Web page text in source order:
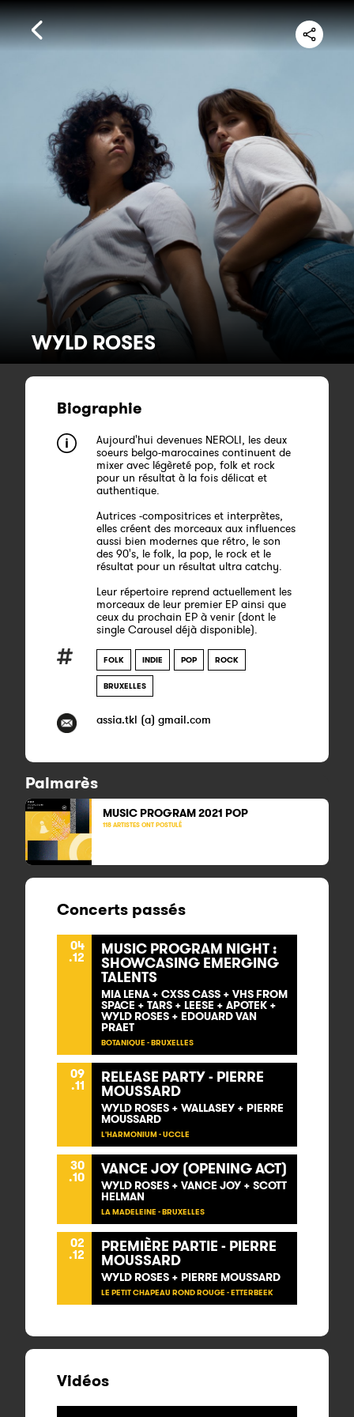
WYLD ROSES
Biographie
Aujourd'hui devenues NEROLI, les deux
soeurs belgo-marocaines continuent de
mixer avec légèreté pop, folk et rock
pour un résultat à la fois délicat et
authentique.
Autrices -compositrices et interprètes,
elles créent des morceaux aux influences
aussi bien modernes que rétro, le son
des 90's, le folk, la pop, le rock et le
résultat pour un résultat ultra catchy.
Leur répertoire reprend actuellement les
morceaux de leur premier EP ainsi que
ceux du prochain EP à venir (dont le
single Carousel déjà disponible).
FOLK INDIE POP ROCK
BRUXELLES
assia.tkl (a) gmail.com
Palmarès
MUSIC PROGRAM 2021 POP
118 ARTISTES ONT POSTULÉ
Concerts passés
04
.12 MUSIC PROGRAM NIGHT :
SHOWCASING EMERGING
TALENTS
MIA LENA + CXSS CASS + VHS FROM
SPACE + TARS + LEESE + APOTEK +
WYLD ROSES + EDOUARD VAN
PRAET
BOTANIQUE - BRUXELLES
09
.11 RELEASE PARTY - PIERRE
MOUSSARD
WYLD ROSES + WALLASEY + PIERRE
MOUSSARD
L'HARMONIUM - UCCLE
30
.10 VANCE JOY (OPENING ACT)
WYLD ROSES + VANCE JOY + SCOTT
HELMAN
LA MADELEINE - BRUXELLES
02
.12 PREMIÈRE PARTIE - PIERRE
MOUSSARD
WYLD ROSES + PIERRE MOUSSARD
LE PETIT CHAPEAU ROND ROUGE - ETTERBEEK
Vidéos